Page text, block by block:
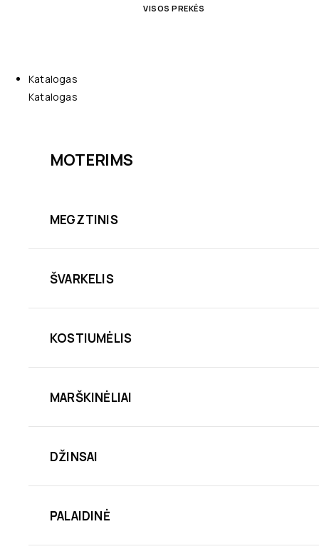
VISOS PREKĖS
Katalogas
Katalogas
MOTERIMS
MEGZTINIS
ŠVARKELIS
KOSTIUMĖLIS
MARŠKINĖLIAI
DŽINSAI
PALAIDINĖ